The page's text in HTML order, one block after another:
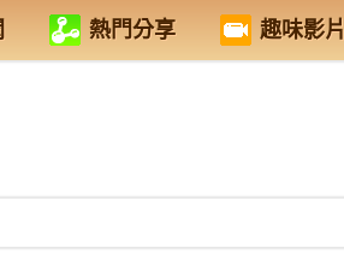
熱門分享 趣味影片